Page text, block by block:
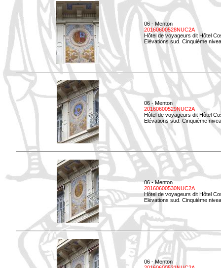
06 - Menton
20160600528NUC2A
Hôtel de voyageurs dit Hôtel
Elévations sud. Cinquième
06 - Menton
20160600529NUC2A
Hôtel de voyageurs dit Hôtel
Elévations sud. Cinquième
06 - Menton
20160600530NUC2A
Hôtel de voyageurs dit Hôtel
Elévations sud. Cinquième
06 - Menton